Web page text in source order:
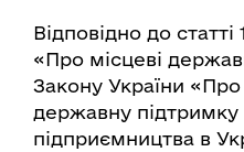
Відповідно до
«Про місцеві
Закону України
державну підтримку
підприємництва в